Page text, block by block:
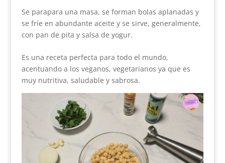
Se parapara una masa, se forman bolas aplanadas y
se fríe en abundante aceite y se sirve, generalmente,
con pan de pita y salsa de yogur.
Es una receta perfecta para todo el mundo,
acentuando a los veganos, vegetarianos ya que es
muy nutritiva, saludable y sabrosa.